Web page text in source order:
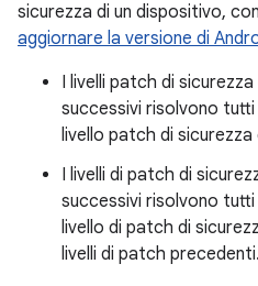
sicurezza di un dispositivo,
aggiornare la versione di
I livelli patch di
successivi risolvono
livello patch di sicurezza
I livelli di patch di
successivi risolvono
livello di patch di
livelli di patch precedenti.